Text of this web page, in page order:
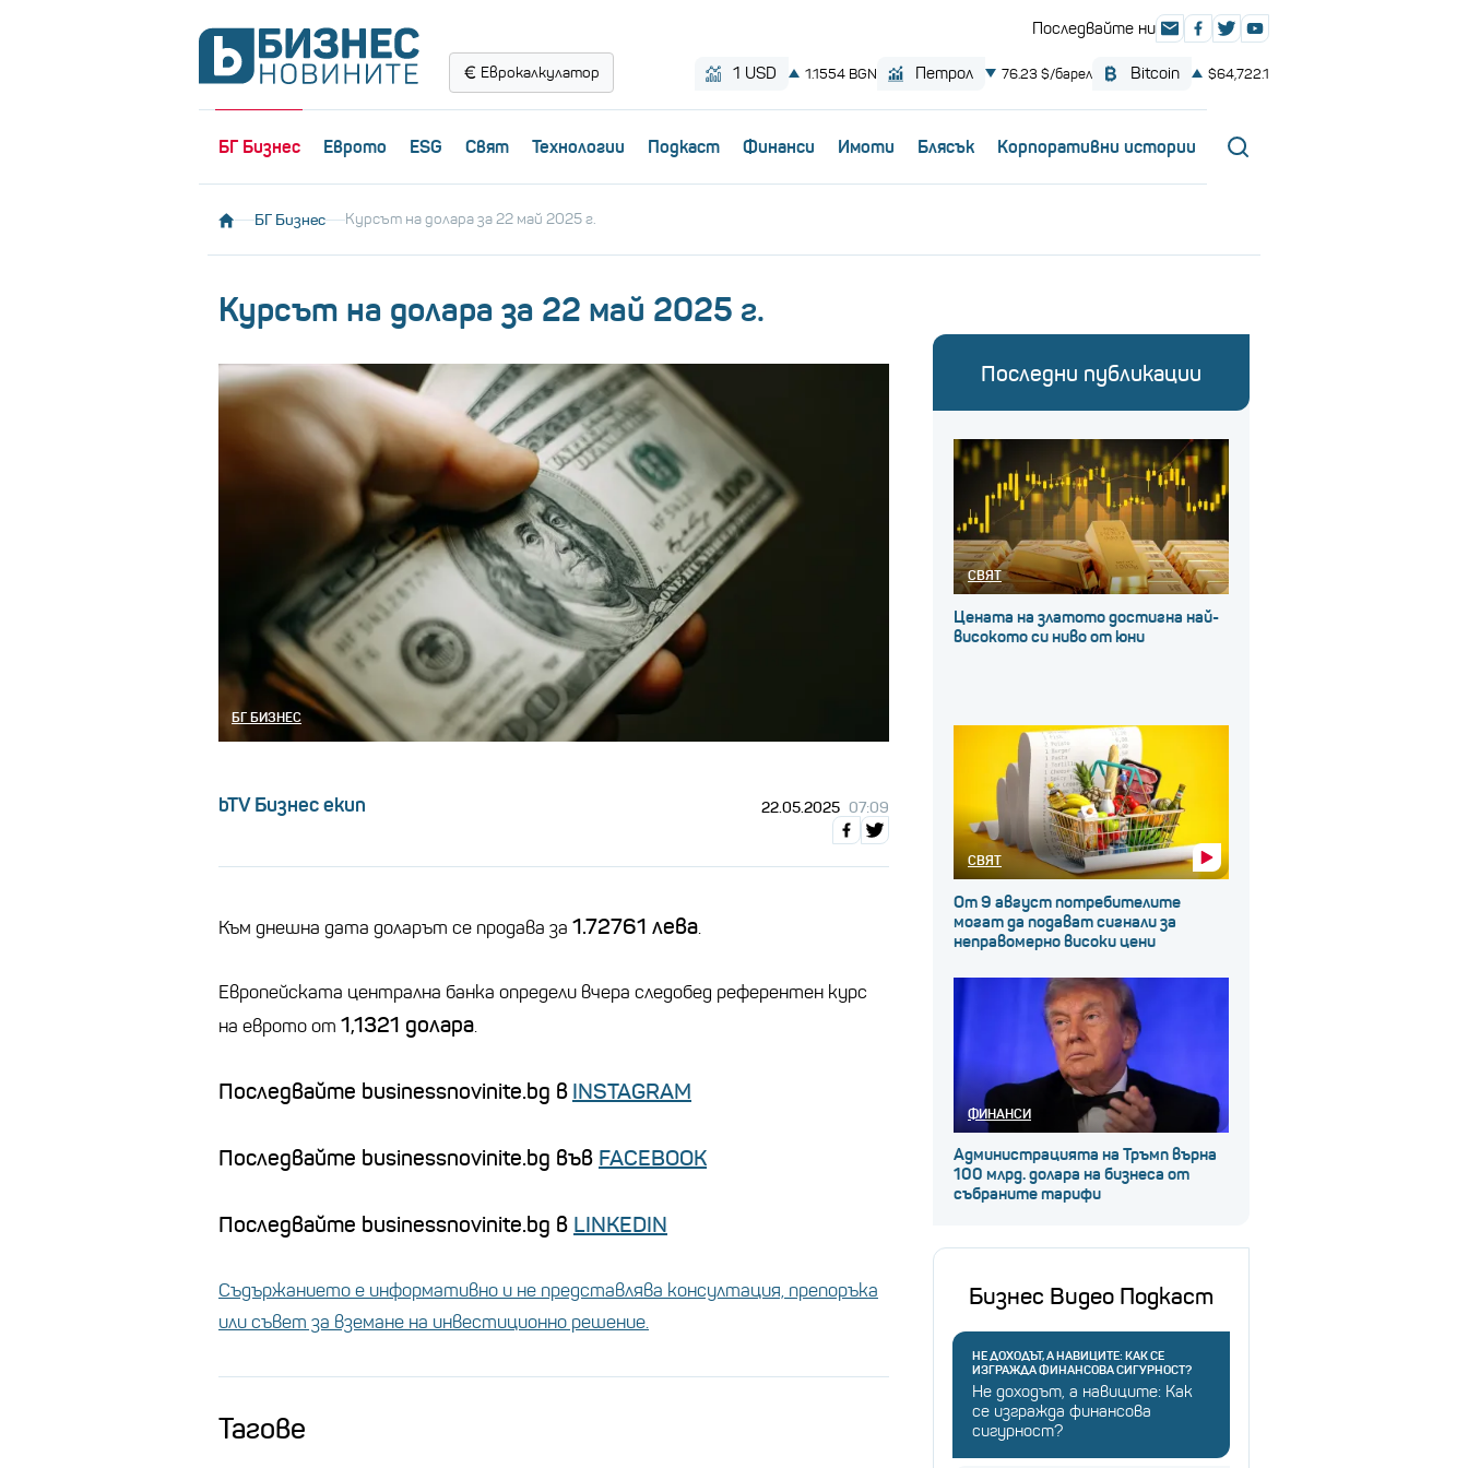
Еврокалкулатор
БГ Бизнес Еврото ESG Свят Технологии Пoдкаст Финанси Имоти Блясък Корпоративни истории
БГ Бизнес Курсът на долара за 22 май 2025 г.
Курсът на долара за 22 май 2025 г.
БГ БИЗНЕС
bTV Бизнес екип 22.05.2025 07:09
Към днешна дата доларът се продава за 1.72761 лева.
Европейската централна банка определи вчера следобед референтен курс
на еврото от 1,1321 долара.
Последвайте businessnovinite.bg в INSTAGRAM
Последвайте businessnovinite.bg във FACEBOOK
Последвайте businessnovinite.bg в LINKEDIN
Съдържанието е информативно и не представлява консултация, препоръка
или съвет за вземане на инвестиционно решение.
Тагове
Последни публикации
СВЯТ
Цената на златото достигна най-
високото си ниво от юни
СВЯТ
От 9 август потребителите
могат да подават сигнали за
неправомерно високи цени
ФИНАНСИ
Администрацията на Тръмп върна
100 млрд. долара на бизнеса от
събраните тарифи
Бизнес Видео Подкаст
НЕ ДОХОДЪТ, А НАВИЦИТЕ: КАК СЕ
ИЗГРАЖДА ФИНАНСОВА СИГУРНОСТ?
Не доходът, а навиците: Как
се изгражда финансова
сигурност?